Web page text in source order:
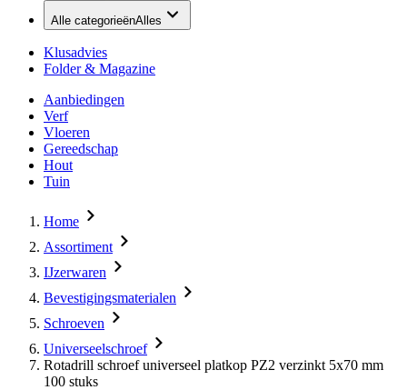
Alle categorieënAlles
Klusadvies
Folder & Magazine
Aanbiedingen
Verf
Vloeren
Gereedschap
Hout
Tuin
Home
Assortiment
IJzerwaren
Bevestigingsmaterialen
Schroeven
Universeelschroef
Rotadrill schroef universeel platkop PZ2 verzinkt 5x70 mm
100 stuks